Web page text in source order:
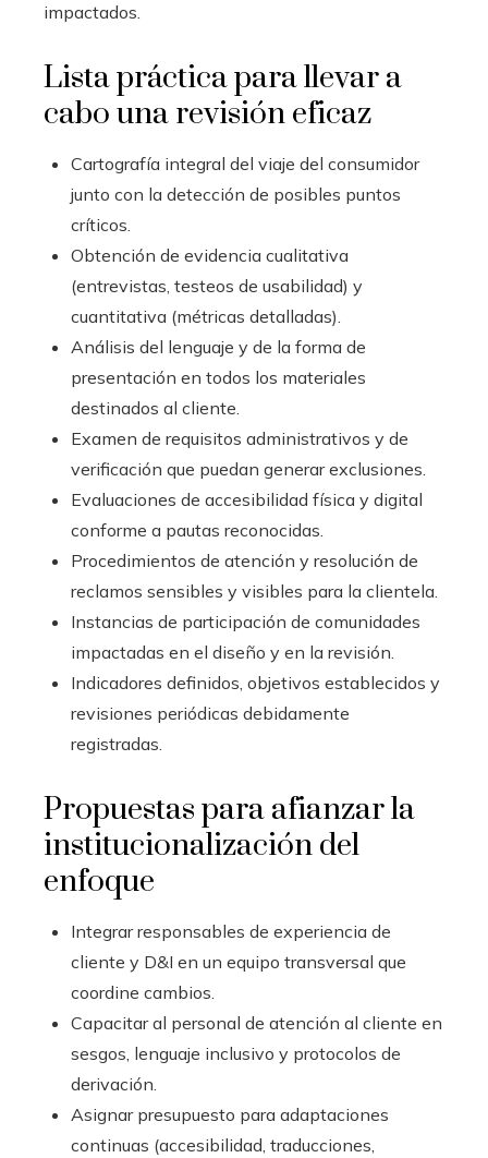
impactados.
Lista práctica para llevar a
cabo una revisión eficaz
Cartografía integral del viaje del consumidor
junto con la detección de posibles puntos
críticos.
Obtención de evidencia cualitativa
(entrevistas, testeos de usabilidad) y
cuantitativa (métricas detalladas).
Análisis del lenguaje y de la forma de
presentación en todos los materiales
destinados al cliente.
Examen de requisitos administrativos y de
verificación que puedan generar exclusiones.
Evaluaciones de accesibilidad física y digital
conforme a pautas reconocidas.
Procedimientos de atención y resolución de
reclamos sensibles y visibles para la clientela.
Instancias de participación de comunidades
impactadas en el diseño y en la revisión.
Indicadores definidos, objetivos establecidos y
revisiones periódicas debidamente
registradas.
Propuestas para afianzar la
institucionalización del
enfoque
Integrar responsables de experiencia de
cliente y D&I en un equipo transversal que
coordine cambios.
Capacitar al personal de atención al cliente en
sesgos, lenguaje inclusivo y protocolos de
derivación.
Asignar presupuesto para adaptaciones
continuas (accesibilidad, traducciones,